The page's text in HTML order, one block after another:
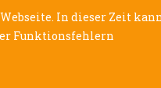
In dieser Zeit
Funktionsfehlern